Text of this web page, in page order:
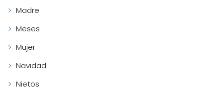
Madre
Meses
Mujer
Navidad
Nietos